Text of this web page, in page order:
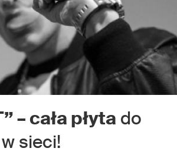
– cała płyta do
sieci!